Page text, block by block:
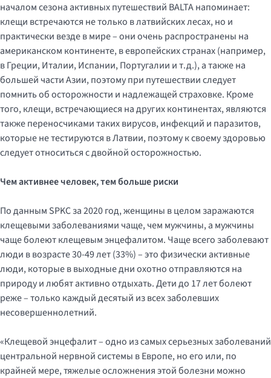
началом сезона активных путешествий BALTA напоминает:
клещи встречаются не только в латвийских лесах, но и
практически везде в мире – они очень распространены на
американском континенте, в европейских странах (например,
в Греции, Италии, Испании, Португалии и т.д.), а также на
большей части Азии, поэтому при путешествии следует
помнить об осторожности и надлежащей страховке. Кроме
того, клещи, встречающиеся на других континентах, являются
также переносчиками таких вирусов, инфекций и паразитов,
которые не тестируются в Латвии, поэтому к своему здоровью
следует относиться с двойной осторожностью.
Чем активнее человек, тем больше риски
По данным SPKC за 2020 год, женщины в целом заражаются
клещевыми заболеваниями чаще, чем мужчины, а мужчины
чаще болеют клещевым энцефалитом. Чаще всего заболевают
люди в возрасте 30-49 лет (33%) – это физически активные
люди, которые в выходные дни охотно отправляются на
природу и любят активно отдыхать. Дети до 17 лет болеют
реже – только каждый десятый из всех заболевших
несовершеннолетний.
«Клещевой энцефалит – одно из самых серьезных заболеваний
центральной нервной системы в Европе, но его или, по
крайней мере, тяжелые осложнения этой болезни можно